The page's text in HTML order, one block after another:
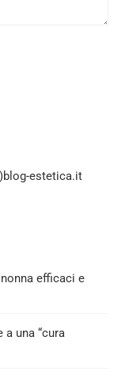
estetica.it
efficaci e
una “cura